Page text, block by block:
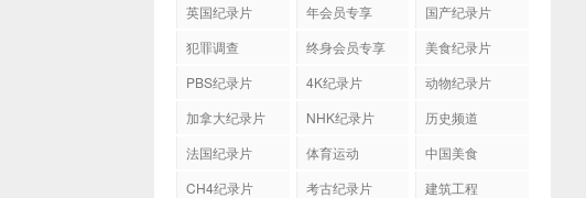
英国纪录片
年会员专享
国产纪录片
犯罪调查
终身会员专享
美食纪录片
PBS纪录片
4K纪录片
动物纪录片
加拿大纪录片
NHK纪录片
历史频道
法国纪录片
体育运动
中国美食
CH4纪录片
考古纪录片
建筑工程